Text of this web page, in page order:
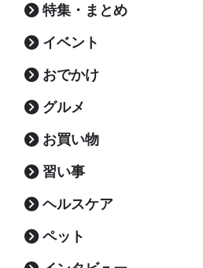
特集・まとめ
イベント
おでかけ
グルメ
お買い物
習い事
ヘルスケア
ペット